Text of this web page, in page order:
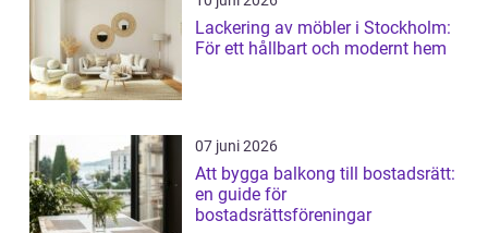
Lackering av möbler i Stockholm:
För ett hållbart och modernt hem
07 juni 2026
Att bygga balkong till bostadsrätt:
en guide för
bostadsrättsföreningar